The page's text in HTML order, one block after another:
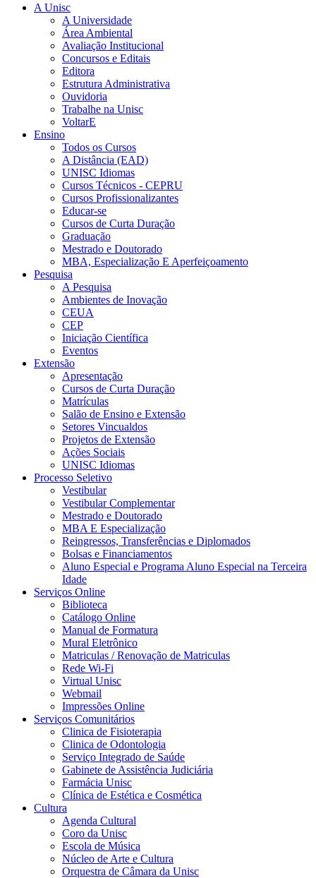
A Unisc
A Universidade
Área Ambiental
Avaliação Institucional
Concursos e Editais
Editora
Estrutura Administrativa
Ouvidoria
Trabalhe na Unisc
VoltarE
Ensino
Todos os Cursos
A Distância (EAD)
UNISC Idiomas
Cursos Técnicos - CEPRU
Cursos Profissionalizantes
Educar-se
Cursos de Curta Duração
Graduação
Mestrado e Doutorado
MBA, Especialização E Aperfeiçoamento
Pesquisa
A Pesquisa
Ambientes de Inovação
CEUA
CEP
Iniciação Científica
Eventos
Extensão
Apresentação
Cursos de Curta Duração
Matrículas
Salão de Ensino e Extensão
Setores Vincualdos
Projetos de Extensão
Ações Sociais
UNISC Idiomas
Processo Seletivo
Vestibular
Vestibular Complementar
Mestrado e Doutorado
MBA E Especialização
Reingressos, Transferências e Diplomados
Bolsas e Financiamentos
Aluno Especial e Programa Aluno Especial na Terceira
Idade
Serviços Online
Biblioteca
Catálogo Online
Manual de Formatura
Mural Eletrônico
Matriculas / Renovação de Matriculas
Rede Wi-Fi
Virtual Unisc
Webmail
Impressões Online
Serviços Comunitários
Clinica de Fisioterapia
Clinica de Odontologia
Serviço Integrado de Saúde
Gabinete de Assistência Judiciária
Farmácia Unisc
Clínica de Estética e Cosmética
Cultura
Agenda Cultural
Coro da Unisc
Escola de Música
Núcleo de Arte e Cultura
Orquestra de Câmara da Unisc